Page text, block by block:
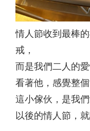
情人節收到最棒
戒，
而是我們二人的
看著他，感覺整
這小傢伙，是我
以後的情人節，